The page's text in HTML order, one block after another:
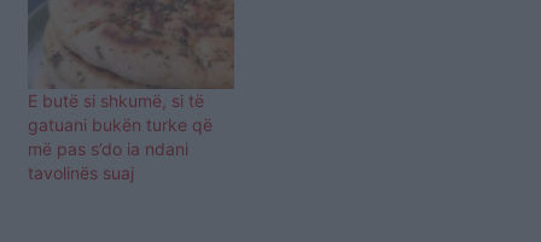
E butë si shkumë, si të
gatuani bukën turke që
më pas s’do ia ndani
tavolinës suaj